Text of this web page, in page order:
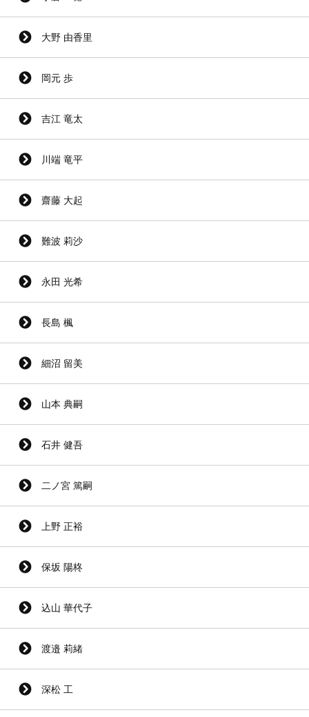
大野 由香里
岡元 歩
吉江 竜太
川端 竜平
齋藤 大起
難波 莉沙
永田 光希
長島 楓
細沼 留美
山本 典嗣
石井 健吾
二ノ宮 篤嗣
上野 正裕
保坂 陽柊
込山 華代子
渡邉 莉緒
深松 工